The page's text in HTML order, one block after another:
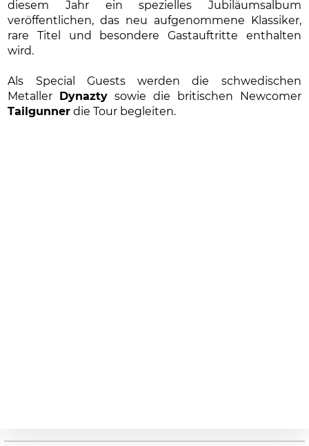
diesem Jahr ein spezielles Jubiläumsalbum
veröffentlichen, das neu aufgenommene Klassiker,
rare Titel und besondere Gastauftritte enthalten
wird.
Als Special Guests werden die schwedischen
Metaller
Dynazty sowie die britischen Newcomer
Tailgunner die Tour begleiten.